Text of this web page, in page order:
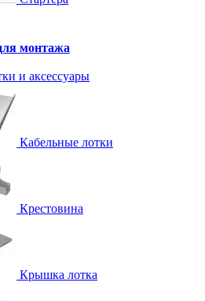
монтажа
и аксессуары
Кабельные лотки
Крестовина
Крышка лотка